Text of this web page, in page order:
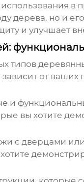
дерева, но и
и улучшает
типов
от
и
вы хотите
с дверцами